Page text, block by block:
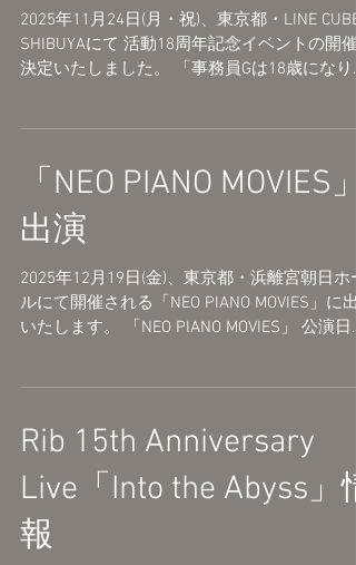
2025年11月24日(月・祝)、東京都・LINE CUBE
SHIBUYAにて 活動18周年記念イベントの開催
決定いたしました。 「事務員Gは18歳になり
渋谷区宇田川町1−1
https://linecubeshibuya.com/ <バンドメンバー
兼子拓真/熊吉郎(Ba) 菅野尋/rafma(Gt) 水島諒
(Dr) <ゲスト> そらる みきとP 少年T チケット販
売： オフィシャル先行受付(先着) 2025年10月
日(土) 12:00～2025年10月26日(日) 23:59 ⚫︎イー
プラス https://eplus.jp/zimuing18/ 10月20日(
12:00から受付開始 ⚫︎ぴあ：
https://l-tike.com/zimuing/ 一般
「NEO PIANO MOVIES」
出演
2025年12月19日(金)、東京都・浜離宮朝日ホー
ルにて開催される「NEO PIANO MOVIES」に出
いたします。 「NEO PIANO MOVIES」 公演日
Rib 15th Anniversary
Live「Into the Abyss」情
報